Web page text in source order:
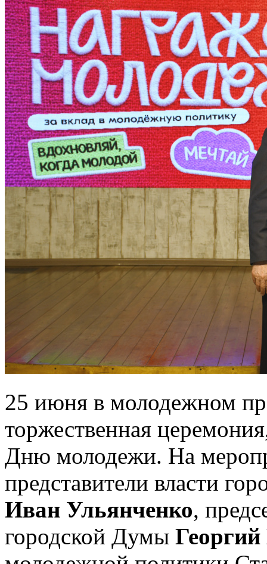
25 июня в молодежном
торжественная
Дню молодежи. На
представители власти
Иван Ульянченко,
городской Думы